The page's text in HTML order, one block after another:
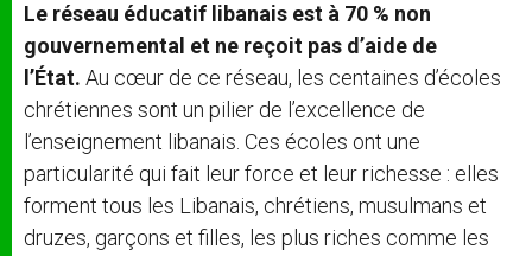
Le réseau éducatif libanais est à 70 % non
gouvernemental et ne reçoit pas d’aide de
l’État. Au cœur de ce réseau, les centaines d’écoles
chrétiennes sont un pilier de l’excellence de
l’enseignement libanais. Ces écoles ont une
particularité qui fait leur force et leur richesse : elles
forment tous les Libanais, chrétiens, musulmans et
druzes, garçons et filles, les plus riches comme les